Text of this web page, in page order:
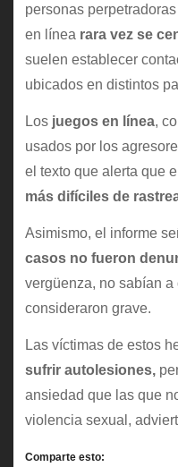
personas
en línea rara vez se
suelen establecer
ubicados en distintos
Los juegos en línea,
usados por los
el texto que alerta que
más difíciles de
Asimismo, el informe
casos no fueron
vergüenza, no sabían
consideraron grave.
Las víctimas de estos
sufrir autolesiones,
ansiedad que las que
violencia sexual,
Comparte esto: